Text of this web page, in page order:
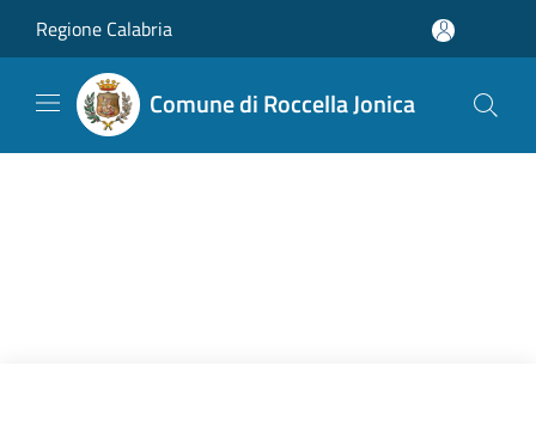
Regione Calabria
Comune di Roccella Jonica